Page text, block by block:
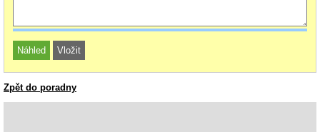
Zpět do poradny